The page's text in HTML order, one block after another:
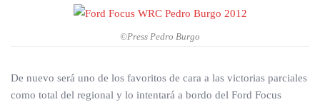
©Press Pedro Burgo
De nuevo será uno de los favoritos de cara a las victorias parciales
como total del regional y lo intentará a bordo del Ford Focus